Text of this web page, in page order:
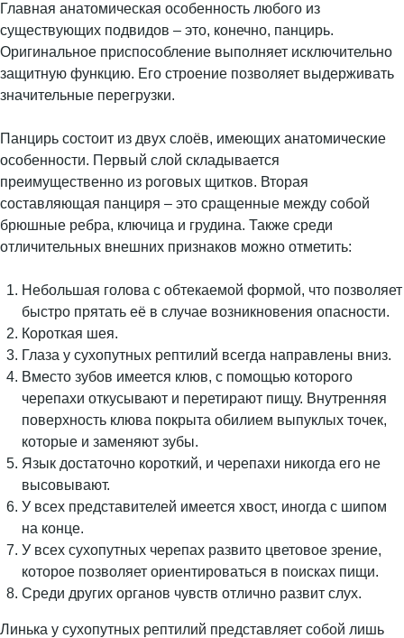
Главная анатомическая особенность любого из
существующих подвидов – это, конечно, панцирь.
Оригинальное приспособление выполняет исключительно
защитную функцию. Его строение позволяет выдерживать
значительные перегрузки.
Панцирь состоит из двух слоёв, имеющих анатомические
особенности. Первый слой складывается
преимущественно из роговых щитков. Вторая
составляющая панциря – это сращенные между собой
брюшные ребра, ключица и грудина. Также среди
отличительных внешних признаков можно отметить:
Небольшая голова с обтекаемой формой, что позволяет
быстро прятать её в случае возникновения опасности.
Короткая шея.
Глаза у сухопутных рептилий всегда направлены вниз.
Вместо зубов имеется клюв, с помощью которого
черепахи откусывают и перетирают пищу. Внутренняя
поверхность клюва покрыта обилием выпуклых точек,
которые и заменяют зубы.
Язык достаточно короткий, и черепахи никогда его не
высовывают.
У всех представителей имеется хвост, иногда с шипом
на конце.
У всех сухопутных черепах развито цветовое зрение,
которое позволяет ориентироваться в поисках пищи.
Среди других органов чувств отлично развит слух.
Линька у сухопутных рептилий представляет собой лишь